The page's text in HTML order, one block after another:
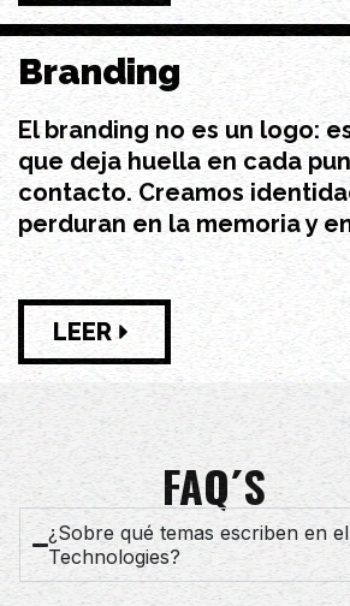
Branding
El branding no es un logo:
que deja huella en cada
contacto. Creamos
perduran en la memoria y
LEER
FAQ´S
¿Sobre qué temas escriben en
Technologies?